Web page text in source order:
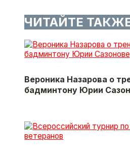
ЧИТАЙТЕ
Вероника Назарова о
бадминтону Юрии